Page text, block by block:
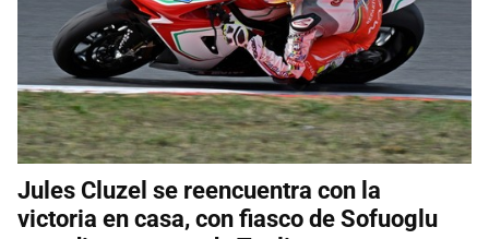
Jules Cluzel se reencuentra con la
victoria en casa, con fiasco de Sofuoglu